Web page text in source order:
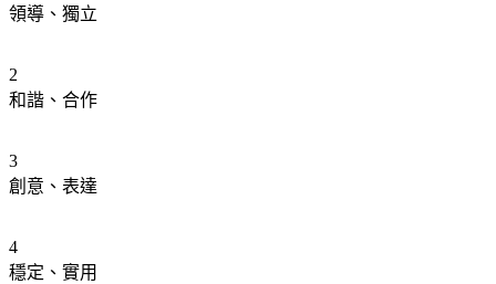
領導、獨立
2
和諧、合作
3
創意、表達
4
穩定、實用